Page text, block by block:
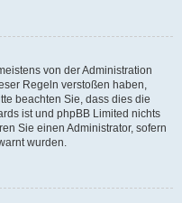
von der Administration
Regeln verstoßen haben,
beachten Sie, dass dies die
ist und phpBB Limited nichts
Sie einen Administrator, sofern
wurden.